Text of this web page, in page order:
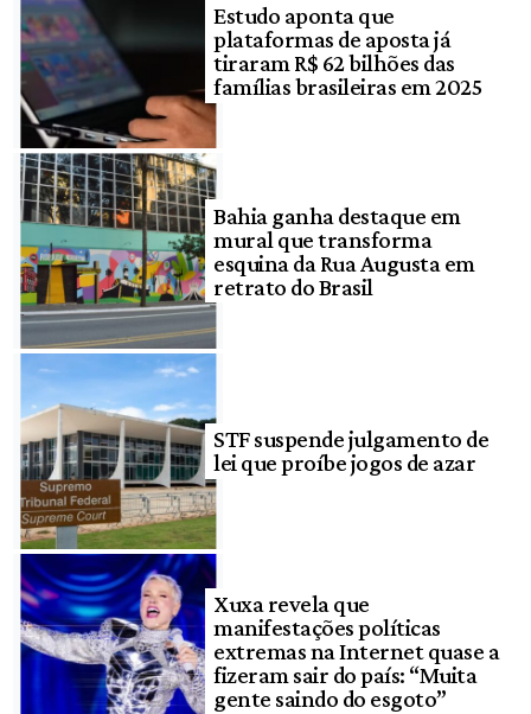
Estudo aponta que
plataformas de aposta já
tiraram R$ 62 bilhões das
famílias brasileiras em 2025
Bahia ganha destaque em
mural que transforma
esquina da Rua Augusta em
retrato do Brasil
STF suspende julgamento de
lei que proíbe jogos de azar
Xuxa revela que
manifestações políticas
extremas na Internet quase a
fizeram sair do país: “Muita
gente saindo do esgoto”